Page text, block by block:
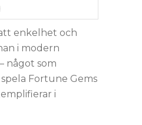
enkelhet och
i modern
något som
Fortune Gems
i